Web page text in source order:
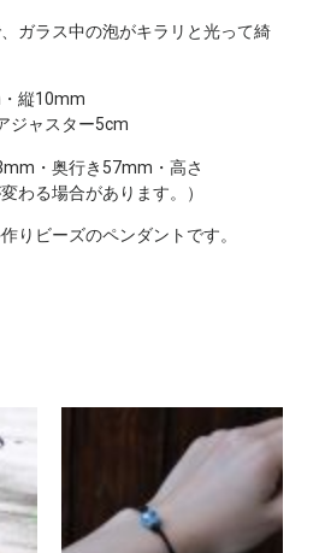
ガラス中の泡がキラリと光って綺
縦10mm
ジャスター5cm
・奥行き57mm・高さ
わる場合があります。）
りビーズのペンダントです。